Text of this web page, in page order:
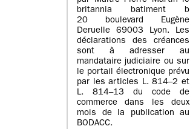
britannia batiment b
20 boulevard Eugène
Deruelle 69003 Lyon. Les
déclarations des créances
sont à adresser au
mandataire judiciaire ou sur
le portail électronique prévu
par les articles L. 814–2 et
L. 814–13 du code de
commerce dans les deux
mois de la publication au
BODACC.